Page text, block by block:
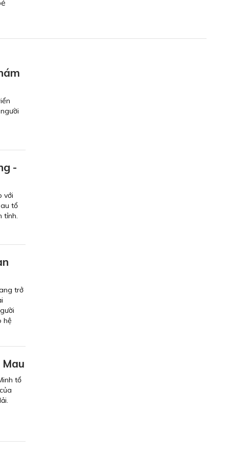
-
với
tổ
tỉnh.
trở
hệ
tổ